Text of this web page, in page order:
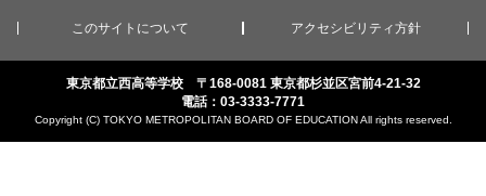
このサイトについて アクセシビリティ方針
東京都立西高等学校 〒168-0081 東京都杉並区宮前4-21-32
電話：03-3333-7771
Copyright (C) TOKYO METROPOLITAN BOARD OF EDUCATION All rights reserved.